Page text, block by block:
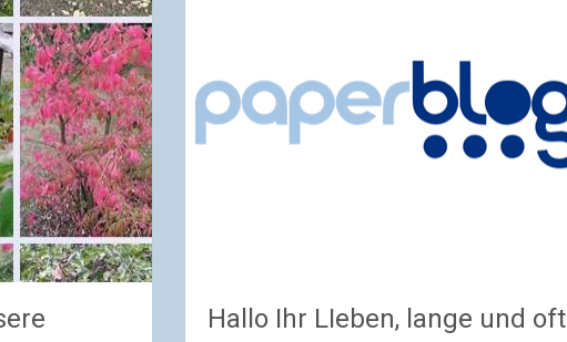
Hallo Ihr LIeben, lange und oft